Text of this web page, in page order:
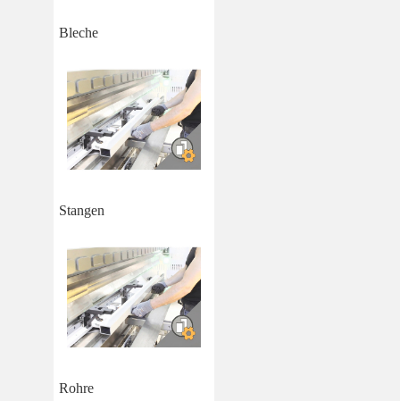
Bleche
Stangen
Rohre